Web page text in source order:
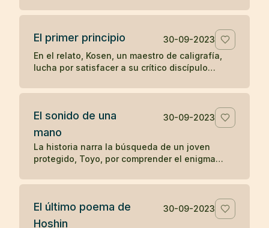
en contraposición a la mera acumulación de
de este relato, se subraya el valor del auto-
conocimiento personal sobre la enseñanza
erudita y superficial.
El primer principio
30-09-2023
En el relato, Kosen, un maestro de caligrafía,
lucha por satisfacer a su crítico discípulo
principio" que se tallará en la puerta del templo
una ausencia momentánea del discípulo para
finalmente crear una obra maestra. El relato
ilustra cómo la espontaneidad y la liberación
de juicios externos pueden conducir a la
creativa.
El sonido de una
mano
30-09-2023
La historia narra la búsqueda de un joven
protegido, Toyo, por comprender el enigma
sonido de una mano. A través de la meditación
mundanos, Toyo finalmente llega a la
realización del sonido insonoro, simbolizando
El último poema de
Hoshin
30-09-2023